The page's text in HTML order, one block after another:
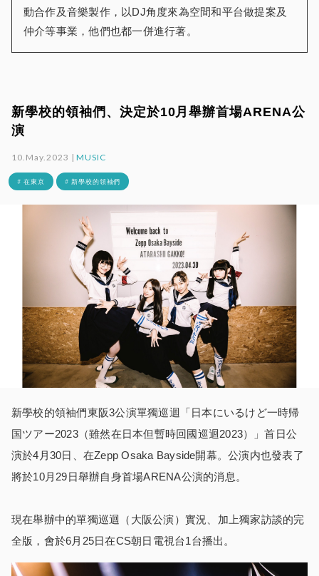
動合作及音樂製作，以DJ角度來為空間和平台做提案及
仲介等事業，他們也都一併進行著。
新學校的領袖們、決定於10月舉辦首場ARENA公
演
10.May.2023 |MUSIC
# 在東京 # 新學校的領袖們
新學校的領袖們東阪3公演單獨巡迴「日本にいるけど一時帰
国ツアー2023（雖然在日本但暫時回國巡迴2023）」首日公
演於4月30日、在Zepp Osaka Bayside開幕。公演内也發表了
將於10月29日舉辦自身首場ARENA公演的消息。
現在舉辦中的單獨巡迴（大阪公演）實況、加上獨家訪談的完
全版，會於6月25日在CS朝日電視台1台播出。